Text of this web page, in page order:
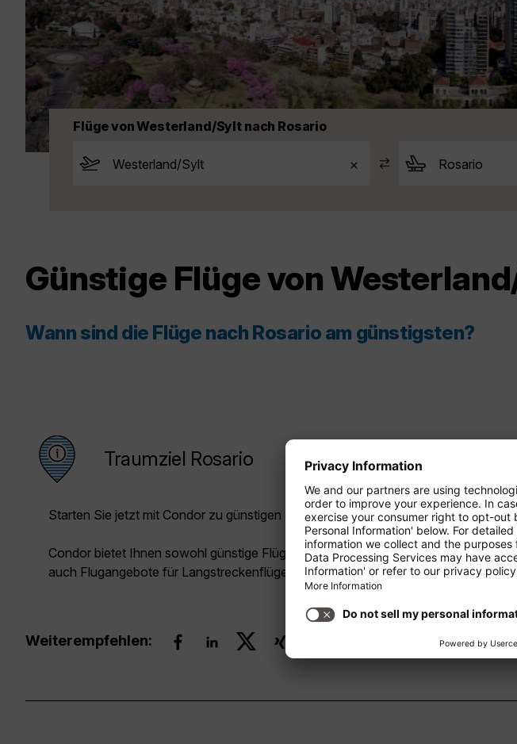
Flüge von Westerland/Sylt nach Rosario
Günstige Flüge von
Wann sind die Flüge nach Rosario am günstigsten?
Traumziel Rosario
Starten Sie jetzt mit Condor zu günstigen Preisen in Ihren Urlaub!
Condor bietet Ihnen sowohl günstige Flüge für die Kurz- und Mittelstrecke als
auch Flugangebote für Langstreckenflüge.
Weiterempfehlen: